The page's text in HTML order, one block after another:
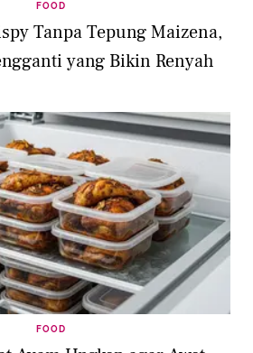
FOOD
Tanpa Tepung Maizena,
yang Bikin Renyah
FOOD